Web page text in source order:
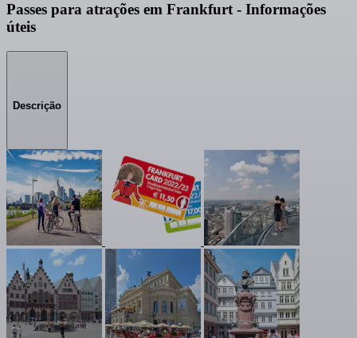
Passes para atrações em Frankfurt - Informações
úteis
Descrição